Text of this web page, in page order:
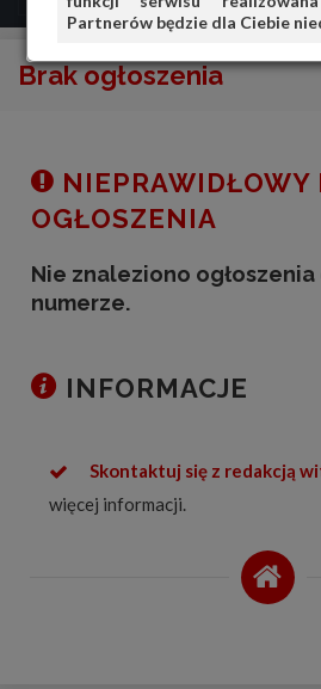
Partnerów będzie dla Ciebie
Brak ogłoszenia
NIEPRAWIDŁOWY
OGŁOSZENIA
Nie znaleziono
numerze.
INFORMACJE
Skontaktuj się z redakcją
więcej informacji.